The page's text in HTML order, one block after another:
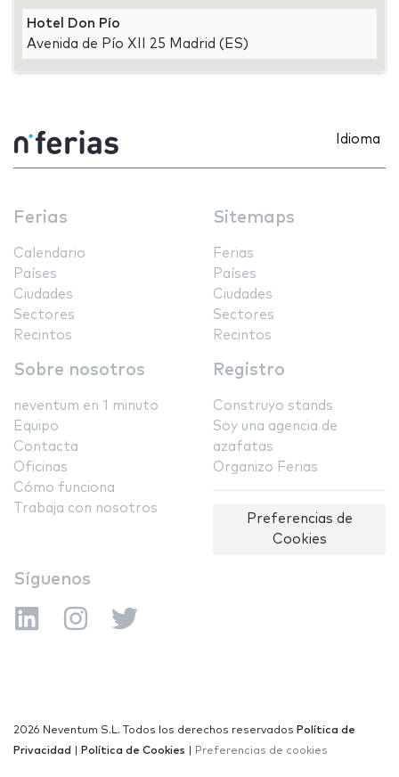
Hotel Don Pío
Avenida de Pío XII 25 Madrid (ES)
Idioma
Ferias
Calendario
Países
Ciudades
Sectores
Recintos
Sitemaps
Ferias
Países
Ciudades
Sectores
Recintos
Sobre nosotros
neventum en 1 minuto
Equipo
Contacta
Oficinas
Cómo funciona
Trabaja con nosotros
Registro
Construyo stands
Soy una agencia de
azafatas
Organizo Ferias
Preferencias de
Cookies
Síguenos
2026 Neventum S.L. Todos los derechos reservados Política de
Privacidad
Política de Cookies Preferencias de cookies